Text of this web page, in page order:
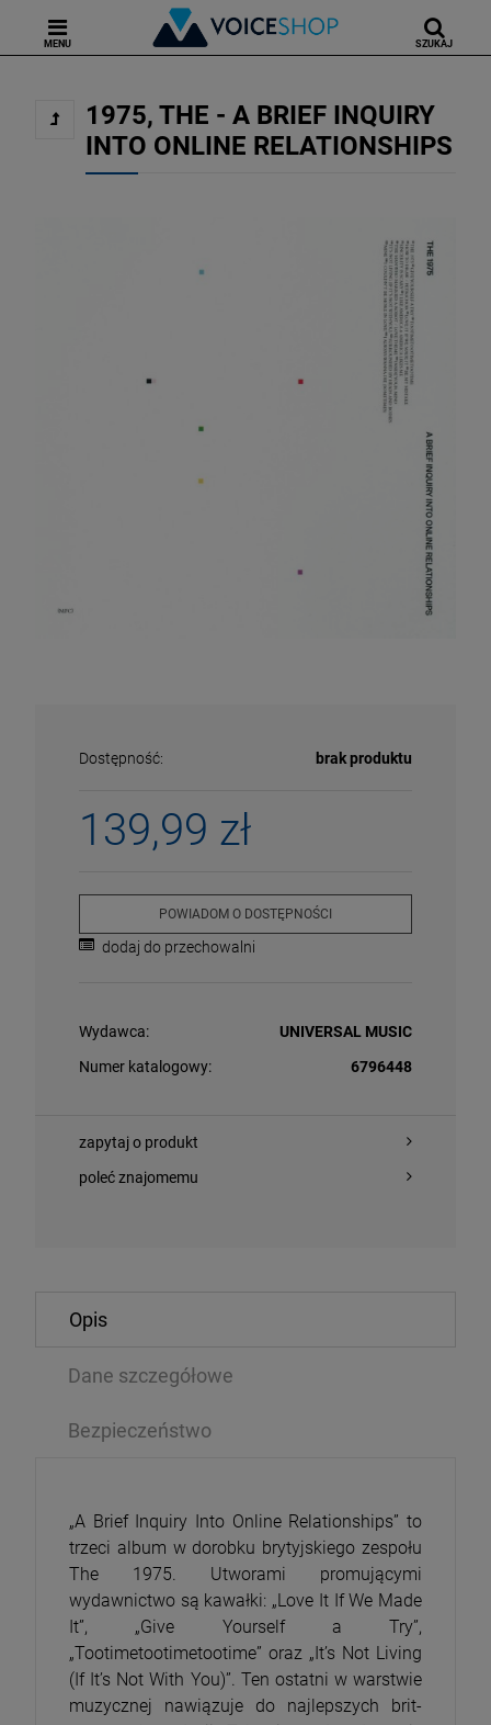
MENU SZUKAJ
zł 192,99 zł
1975, THE - A BRIEF INQUIRY
INTO ONLINE RELATIONSHIPS
Dostępność: brak produktu
139,99 zł
POWIADOM O DOSTĘPNOŚCI
dodaj do przechowalni
Wydawca:
UNIVERSAL MUSIC
Numer katalogowy:
6796448
zapytaj o produkt
poleć znajomemu
Opis
Dane szczegółowe
Bezpieczeństwo
„A Brief Inquiry Into Online Relationships” to
trzeci album w dorobku brytyjskiego zespołu
The 1975. Utworami promującymi
wydawnictwo są kawałki: „Love It If We Made
It”, „Give Yourself a Try”,
„Tootimetootimetootime” oraz „It’s Not Living
(If It’s Not With You)”. Ten ostatni w warstwie
muzycznej nawiązuje do najlepszych brit-